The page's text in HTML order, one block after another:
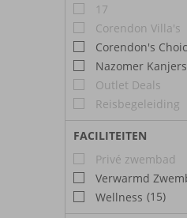
17
Corendon Villa's
Corendon's
Nazomer Kanjers
Outlet Deals
Reisbegeleiding
FACILITEITEN
Privé zwembad
Verwarmd
Wellness (15)